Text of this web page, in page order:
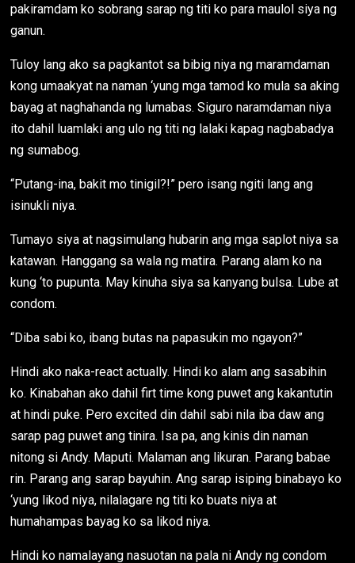
pakiramdam ko sobrang sarap ng titi ko para maulol siya ng
ganun.
Tuloy lang ako sa pagkantot sa bibig niya ng maramdaman
kong umaakyat na naman ‘yung mga tamod ko mula sa aking
bayag at naghahanda ng lumabas. Siguro naramdaman niya
ito dahil luamlaki ang ulo ng titi ng lalaki kapag nagbabadya
ng sumabog.
“Putang-ina, bakit mo tinigil?!” pero isang ngiti lang ang
isinukli niya.
Tumayo siya at nagsimulang hubarin ang mga saplot niya sa
katawan. Hanggang sa wala ng matira. Parang alam ko na
kung ‘to pupunta. May kinuha siya sa kanyang bulsa. Lube at
condom.
“Diba sabi ko, ibang butas na papasukin mo ngayon?”
Hindi ako naka-react actually. Hindi ko alam ang sasabihin
ko. Kinabahan ako dahil firt time kong puwet ang kakantutin
at hindi puke. Pero excited din dahil sabi nila iba daw ang
sarap pag puwet ang tinira. Isa pa, ang kinis din naman
nitong si Andy. Maputi. Malaman ang likuran. Parang babae
rin. Parang ang sarap bayuhin. Ang sarap isiping binabayo ko
‘yung likod niya, nilalagare ng titi ko buats niya at
humahampas bayag ko sa likod niya.
Hindi ko namalayang nasuotan na pala ni Andy ng condom